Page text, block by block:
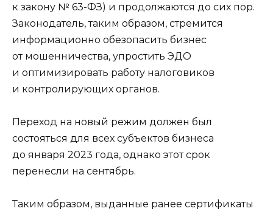
к закону № 63-ФЗ) и продолжаются до сих пор.
Законодатель, таким образом, стремится
информационно обезопасить бизнес
от мошенничества, упростить ЭДО
и оптимизировать работу налоговиков
и контролирующих органов.
Переход на новый режим должен был
состояться для всех субъектов бизнеса
до января 2023 года, однако этот срок
перенесли на сентябрь.
Таким образом, выданные ранее сертификаты